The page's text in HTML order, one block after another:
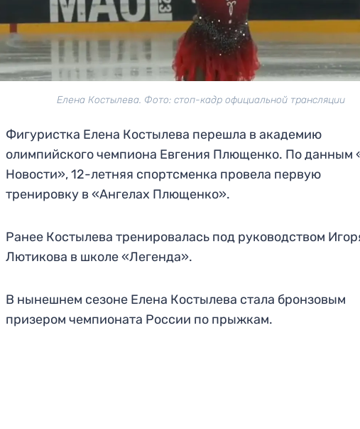
Елена Костылева. Фото: стоп-кадр официальной трансляции
Фигуристка Елена Костылева перешла в академию
олимпийского чемпиона Евгения Плющенко. По данным
Новости», 12-летняя спортсменка провела первую
тренировку в «Ангелах Плющенко».
Ранее Костылева тренировалась под руководством
Лютикова в школе «Легенда».
В нынешнем сезоне Елена Костылева стала бронзовым
призером чемпионата России по прыжкам.